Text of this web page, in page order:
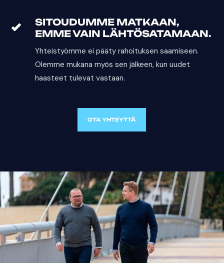
SITOUDUMME MATKAAN,
EMME VAIN LÄHTÖSATAMAAN.
Yhteistyömme ei pääty rahoituksen saamiseen.
Olemme mukana myös sen jälkeen, kun uudet
haasteet tulevat vastaan.
OTA YHTEYTTÄ